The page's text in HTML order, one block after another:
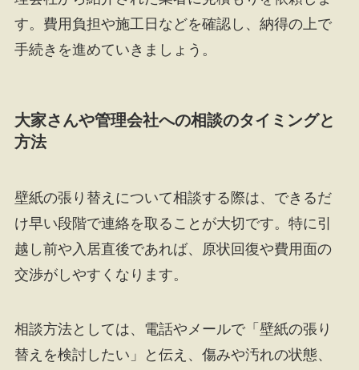
す。費用負担や施工日などを確認し、納得の上で
手続きを進めていきましょう。
大家さんや管理会社への相談のタイミングと
方法
壁紙の張り替えについて相談する際は、できるだ
け早い段階で連絡を取ることが大切です。特に引
越し前や入居直後であれば、原状回復や費用面の
交渉がしやすくなります。
相談方法としては、電話やメールで「壁紙の張り
替えを検討したい」と伝え、傷みや汚れの状態、